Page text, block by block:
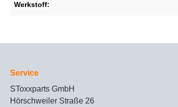
Werkstoff:
Service
SToxxparts GmbH
Hörschweiler Straße 26